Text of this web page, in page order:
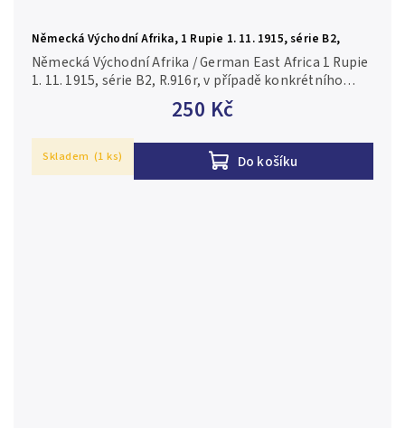
Německá Východní Afrika, 1 Rupie 1. 11. 1915, série B2,
R.916r
250 Kč
Do košíku
Německá Východní Afrika / German East Africa 1 Rupie
1. 11. 1915, série B2, R.916r, v případě konkrétního
čísla je foto pouze ilustrační 2-/F
Skladem (1 ks)